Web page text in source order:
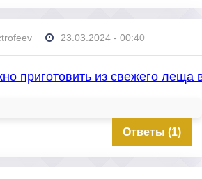
23.03.2024 - 00:40
приготовить из свежего леща
Ответы (1)